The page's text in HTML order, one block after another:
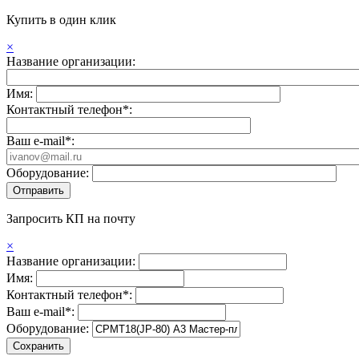
Купить в один клик
×
Название организации:
Имя:
Контактный телефон*:
Ваш e-mail*:
Оборудование:
Запросить КП на почту
×
Название организации:
Имя:
Контактный телефон*:
Ваш e-mail*:
Оборудование: